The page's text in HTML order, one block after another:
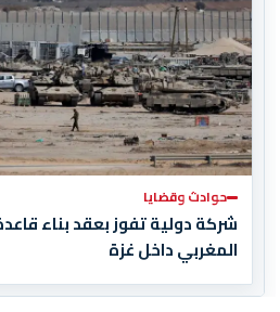
حوادث وقضايا
شركة دولية تفوز بعقد بناء
المغربي داخل غزة